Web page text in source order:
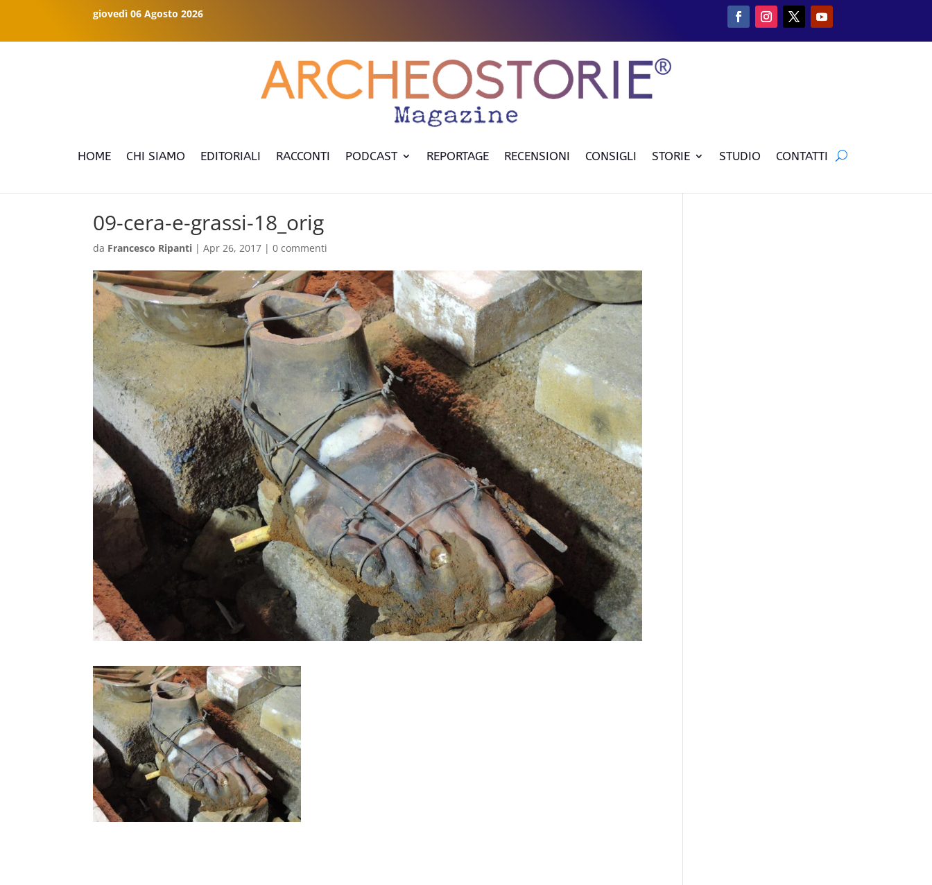
giovedì 06 Agosto 2026
HOME CHI SIAMO EDITORIALI RACCONTI PODCAST REPORTAGE RECENSIONI CONSIGLI STORIE STUDIO CONTATTI
09-cera-e-grassi-18_orig
da Francesco Ripanti |Apr 26, 2017 |0 commenti